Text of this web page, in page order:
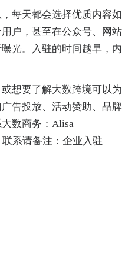
每天都会选择优质内容如
户，甚至在公众号、网站
光。入驻的时间越早，内
想要了解大数跨境可以为
告投放、活动赞助、品牌
数商务：Alisa
系请备注：企业入驻